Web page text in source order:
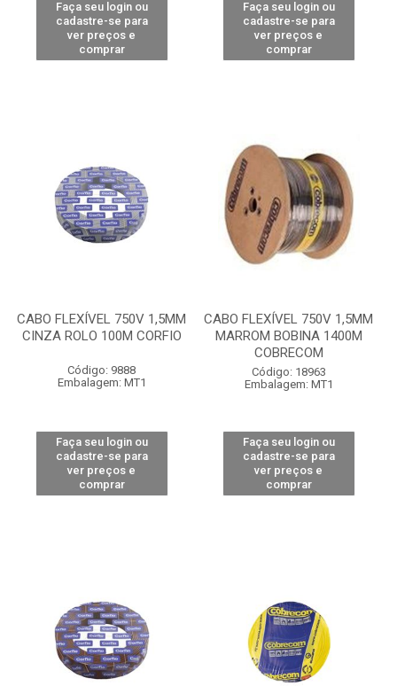
Faça seu login ou
cadastre-se para
ver preços e
comprar
Faça seu login ou
cadastre-se para
ver preços e
comprar
CABO FLEXÍVEL 750V 1,5MM
CINZA ROLO 100M CORFIO
Código: 9888
Embalagem: MT1
Faça seu login ou
cadastre-se para
ver preços e
comprar
CABO FLEXÍVEL 750V 1,5MM
MARROM BOBINA 1400M
COBRECOM
Código: 18963
Embalagem: MT1
Faça seu login ou
cadastre-se para
ver preços e
comprar